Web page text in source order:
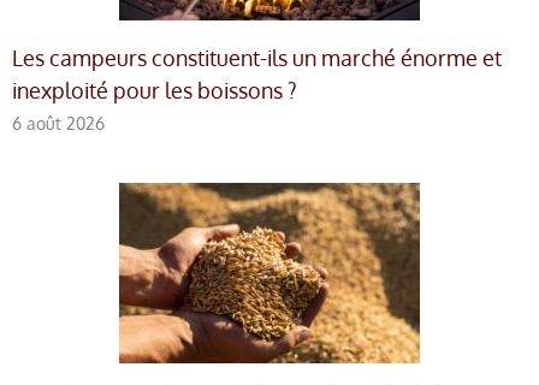
Les campeurs constituent-ils un marché énorme et
inexploité pour les boissons ?
6 août 2026